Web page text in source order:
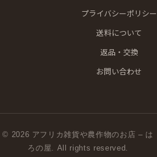
プライバシーポリシー
送料について
返品・交換
お問い合わせ
© 2026 アフリカ雑貨や農作物のお店 – は
ろの屋. All rights reserved.